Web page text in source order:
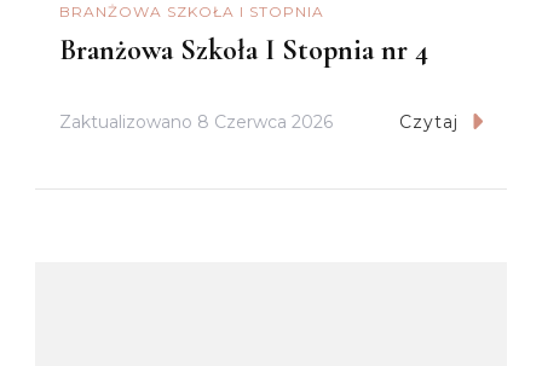
BRANŻOWA SZKOŁA I STOPNIA
Branżowa Szkoła I Stopnia nr 4
Zaktualizowano 8 Czerwca 2026 Czytaj